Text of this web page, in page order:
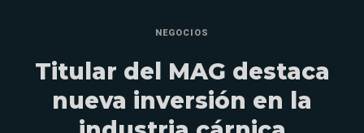
NEGOCIOS
Titular del MAG destaca
nueva inversión en la